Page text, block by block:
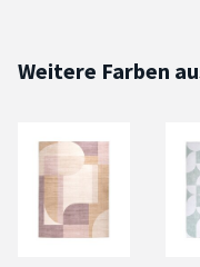
Weitere Farben